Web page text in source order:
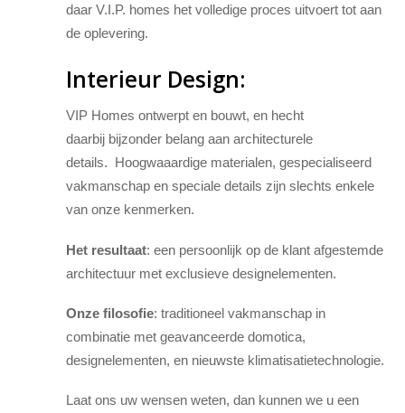
daar V.I.P. homes het volledige proces uitvoert tot aan
de oplevering.
Interieur Design:
VIP Homes ontwerpt en bouwt, en hecht
daarbij bijzonder belang aan architecturele
details. Hoogwaaardige materialen, gespecialiseerd
vakmanschap en speciale details zijn slechts enkele
van onze kenmerken.
Het resultaat: een persoonlijk op de klant afgestemde
architectuur met exclusieve designelementen.
Onze filosofie: traditioneel vakmanschap in
combinatie met geavanceerde domotica,
designelementen, en nieuwste klimatisatietechnologie.
Laat ons uw wensen weten, dan kunnen we u een